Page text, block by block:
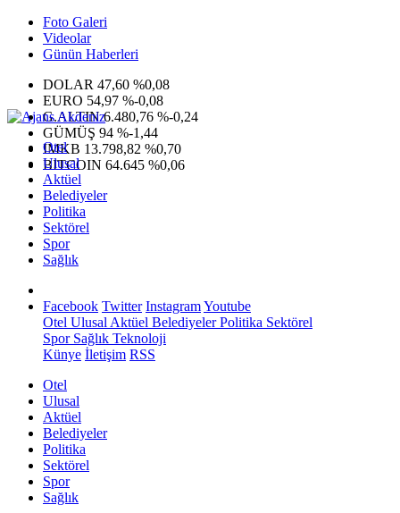
Foto Galeri
Videolar
Günün Haberleri
DOLAR 47,60 %0,08
EURO 54,97 %-0,08
G.ALTIN6.480,76 %-0,24
GÜMÜŞ 94 %-1,44
IMKB 13.798,82 %0,70
BITCOIN 64.645 %0,06
Otel
Ulusal
Aktüel
Belediyeler
Politika
Sektörel
Spor
Sağlık
Facebook Twitter InstagramYoutube
Otel Ulusal Aktüel BelediyelerPolitika Sektörel
SporSağlık Teknoloji
Künye İletişim RSS
Otel
Ulusal
Aktüel
Belediyeler
Politika
Sektörel
Spor
Sağlık